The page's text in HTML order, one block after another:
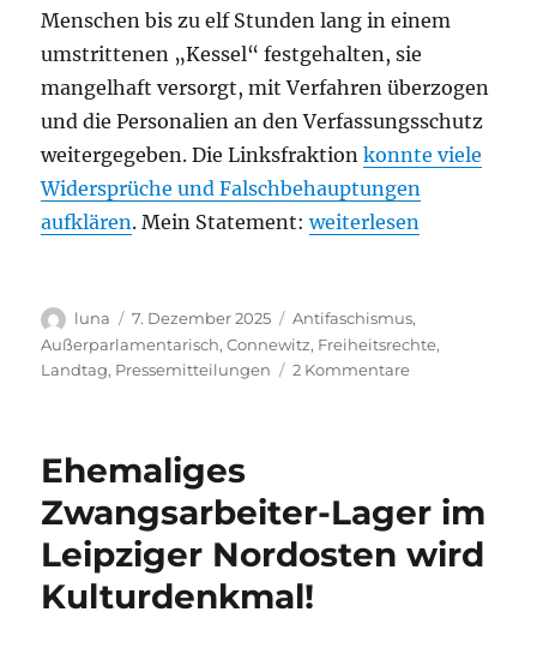
Menschen bis zu elf Stunden lang in einem
umstrittenen „Kessel“ festgehalten, sie
mangelhaft versorgt, mit Verfahren überzogen
und die Personalien an den Verfassungsschutz
weitergegeben. Die Linksfraktionkonnte viele
Widersprüche und Falschbehauptungen
aufklären. Mein Statement:„Zweieinhalb Jahre
weiterlesen
Autor
luna
Veröffentlicht
am
7. Dezember 2025 Kategorien
Antifaschismus,
Außerparlamentarisch,Connewitz, Freiheitsrechte,
Landtag, Pressemitteilungen 2 Kommentarezu
„Tag
X“
in
Leipzig
Ehemaliges
Zwangsarbeiter-Lager im
Leipziger Nordosten wird
Kulturdenkmal!